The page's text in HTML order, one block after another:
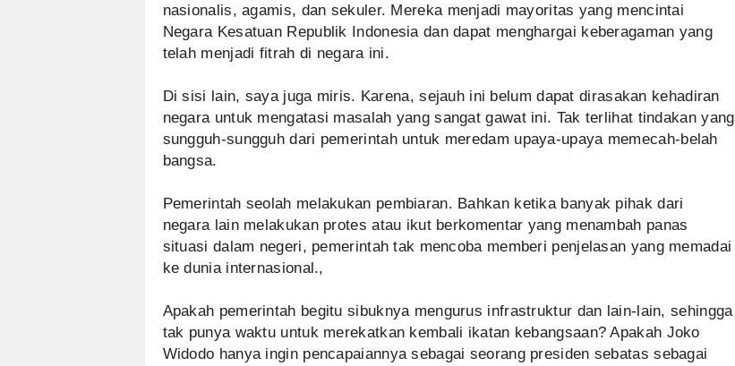
nasionalis, agamis, dan sekuler. Mereka menjadi mayoritas yang mencintai
Negara Kesatuan Republik Indonesia dan dapat menghargai keberagaman yang
telah menjadi fitrah di negara ini.
Di sisi lain, saya juga miris. Karena, sejauh ini belum dapat dirasakan kehadiran
negara untuk mengatasi masalah yang sangat gawat ini. Tak terlihat tindakan yang
sungguh-sungguh dari pemerintah untuk meredam upaya-upaya memecah-belah
bangsa.
Pemerintah seolah melakukan pembiaran. Bahkan ketika banyak pihak dari
negara lain melakukan protes atau ikut berkomentar yang menambah panas
situasi dalam negeri, pemerintah tak mencoba memberi penjelasan yang memadai
ke dunia internasional.,
Apakah pemerintah begitu sibuknya mengurus infrastruktur dan lain-lain, sehingga
tak punya waktu untuk merekatkan kembali ikatan kebangsaan? Apakah Joko
Widodo hanya ingin pencapaiannya sebagai seorang presiden sebatas sebagai